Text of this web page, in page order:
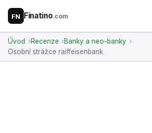
FN Finatino.com
Úvod Recenze
Banky a neo-banky
Osobní strážce raiffeisenbank